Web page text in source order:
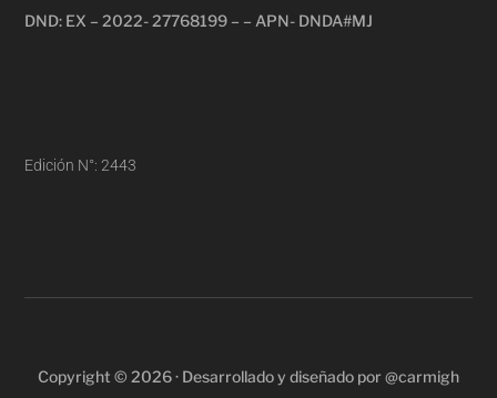
DND: EX – 2022- 27768199 – – APN- DNDA#MJ
Edición N°: 2443
Copyright © 2026 · Desarrollado y diseñado por @carmigh